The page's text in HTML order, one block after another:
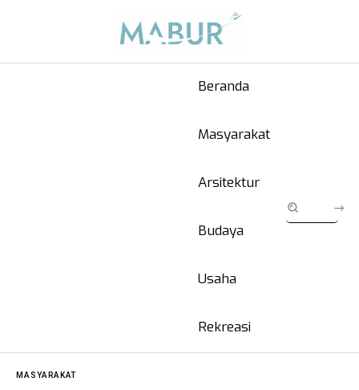
Beranda
Masyarakat
Arsitektur
Budaya
Usaha
Rekreasi
MASYARAKAT